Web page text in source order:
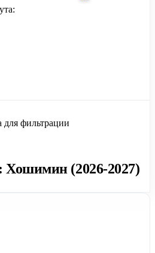
фильтрации
Хошимин (2026-2027)